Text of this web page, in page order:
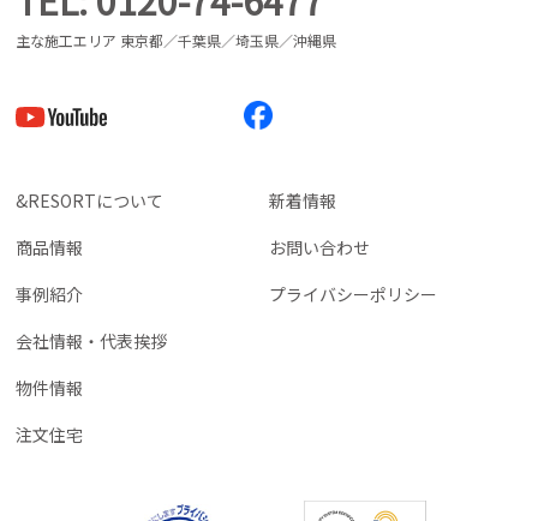
主な施工エリア 東京都／千葉県／埼玉県／沖縄県
&RESORTについて
商品情報
事例紹介
会社情報・代表挨拶
物件情報
注文住宅
新着情報
お問い合わせ
プライバシーポリシー